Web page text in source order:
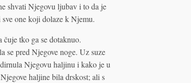
shvati Njegovu ljubav i to da je
one koji dolaze k Njemu.
tko ga se dotaknuo.
se pred Njegove noge. Uz suze
Njegovu haljinu i kako je u
haljine bila drskost; ali s